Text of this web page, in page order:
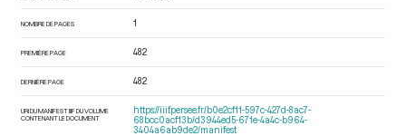
NOMBRE DE PAGES 1
PREMIÈRE PAGE 482
DERNIÈRE PAGE 482
URI DU MANIFEST IIIF DU VOLUME
CONTENANT LE DOCUMENT
https://iiif.persee.fr/b0e2cf11-597c-427d-8ac7-
68bcc0acf13b/d3944ed5-671e-4a4c-b964-
3404a6ab9de2/manifest